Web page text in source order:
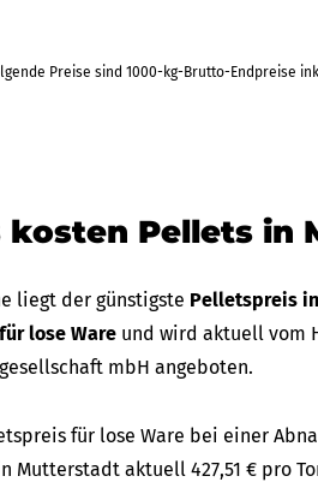
bis Mo
€
bis Mo
€
(in 35 Tagen)
€
€
Preise sind 1000-kg-Brutto-Endpreise
kosten Pellets in
liegt der günstigste Pelletspreis
lose Ware und wird aktuell vom
mbH angeboten.
für lose Ware bei einer
Mutterstadt aktuell 427,51 € pro